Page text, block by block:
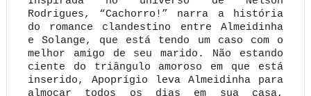
Rodrigues, “Cachorro!” narra a história
do romance clandestino entre Almeidinha
e Solange, que está tendo um caso com o
melhor amigo de seu marido. Não estando
ciente do triângulo amoroso em que está
inserido, Apoprígio leva Almeidinha para
almoçar todos os dias em sua casa,